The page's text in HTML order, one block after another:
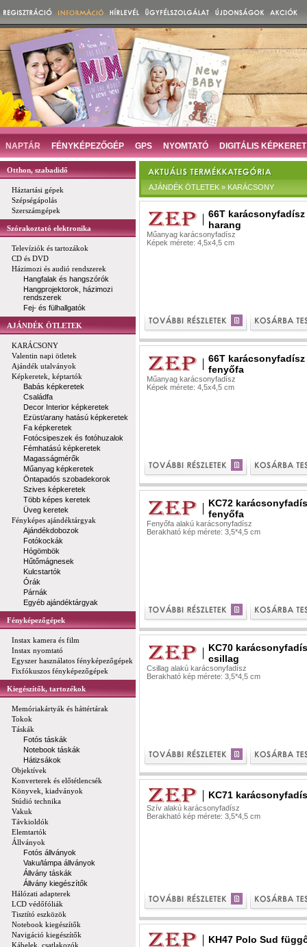
NAPTÁR FÉNYKÉPEZŐGÉP GPS NYOMTATÓ DIGITÁLIS KÉPKERET
Otthon, szabadidő
Háztartási gépek
Szépségápolás
Szerszámgépek
Szórakoztató elektronika
Televíziók és tartozákok
CD és DVD
Házimozi és audió rendszerek
Hangfalak és hangszórók
Hangprojektorok, házimozi
rendszerek
Fej- és fülhallgatók
AJÁNDÉK ÖTLETEK
KARÁCSONY
Valentin napi ötletek
Ajándék utalványok
Képkeretek, képtartók
Babás képkeretek
Családfa
Decor Interior képkeretek
Ezüst/arany hatású képkeretek
Fa képkeretek
Fotócsipeszek és fotóhuzalok
Fémhatású képkeretek
Magasságmérők
Műanyag képkeretek
Öntapadós szobadekorok
Szives képkeretek
Több képes keretek
Üveg keretek
Fényképes ajándéktárgyak
Ajándékdobozok
Fotókockák
Hógömbök
Hűtőmágnesek
Kulcstartók
Órák
Párnák
Egyéb ajándéktárgyak
Fényképezőgépek
Instax kamera és film
Instax nyomtató
Egyszer használatos fényképezőgépek
Fixfókuszos fényképezőgépek
Kiegészítők, tartozékok
Memóriakártyák és háttértárak
Tokok
Táskák
Fotós táskák
Notebook táskák
Hátizsákok
Objektívek
Konverterek és előtétlencsék
Könyvek, kiadványok
Stúdió technika
Vakuk
Távkioldók
Elemtartók
Állványok
Fotós állványok
Vaku/lámpa állványok
Állvány táskák
Állvány kiegészítők
Hálózati adapterek
LCD védőfóliák
Tisztító eszközök
Notebook kiegészítők
Navigáció kiegészítők
Kábelek, csatlakozók
AJÁNDÉK ÖTLETEK » KARÁCSONY
66T karácsonyfadísz
harang
Műanyag karácsonyfadísz
Képek mérete: 4,5x4,5 cm
66T karácsonyfadísz
fenyőfa
Műanyag karácsonyfadísz
Képek mérete: 4,5x4,5 cm
KC72
fenyőfa
Fenyőfa alakú karácsonyfadísz
Berakható kép mérete: 3,5*4,5 cm
KC70
csillag
Csillag alakú karácsonyfadísz
Berakható kép mérete: 3,5*4,5 cm
KC71
Szív alakú karácsonyfadísz
Berakható kép mérete: 3,5*4,5 cm
KH47 Polo Sud